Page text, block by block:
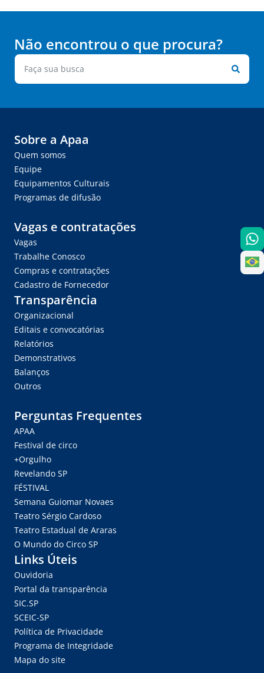
Não encontrou o que procura?
Sobre a Apaa
Quem somos
Equipe
Equipamentos Culturais
Programas de difusão
Vagas e contratações
Vagas
Trabalhe Conosco
Compras e contratações
Cadastro de Fornecedor
Transparência
Organizacional
Editais e convocatórias
Relatórios
Demonstrativos
Balanços
Outros
Perguntas Frequentes
APAA
Festival de circo
+Orgulho
Revelando SP
FÉSTIVAL
Semana Guiomar Novaes
Teatro Sérgio Cardoso
Teatro Estadual de Araras
O Mundo do Circo SP
Links Úteis
Ouvidoria
Portal da transparência
SIC.SP
SCEIC-SP
Política de Privacidade
Programa de Integridade
Mapa do site